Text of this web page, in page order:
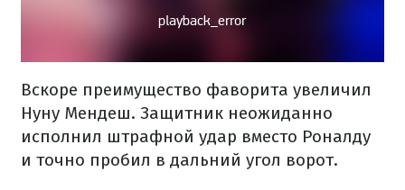
Вскоре преимущество фаворита увеличил
Нуну Мендеш. Защитник неожиданно
исполнил штрафной удар вместо Роналду
и точно пробил в дальний угол ворот.